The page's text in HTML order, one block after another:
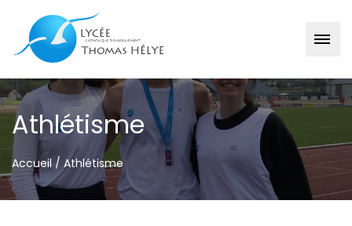
Passer
au
contenu
Athlétisme
Accueil / Athlétisme